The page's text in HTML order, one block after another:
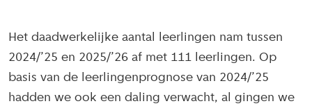
Het daadwerkelijke aantal leerlingen nam tussen
2024/’25 en 2025/’26 af met 111 leerlingen. Op
basis van de leerlingenprognose van 2024/’25
hadden we ook een daling verwacht, al gingen we